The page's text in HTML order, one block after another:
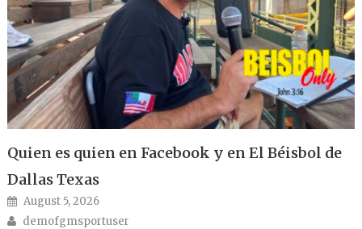
Quien es quien en Facebook y en El Béisbol de
Dallas Texas
Posted on
August 5, 2026
Author
demofgmsportuser